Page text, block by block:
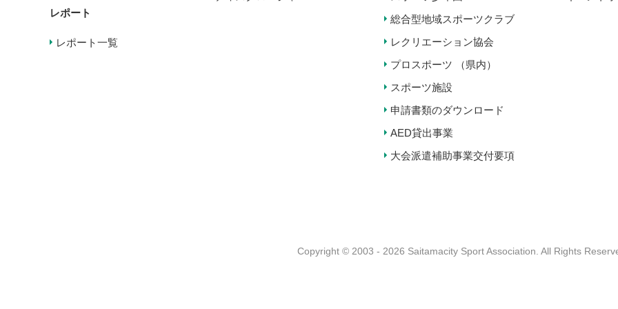
レポート
レポート一覧
総合型地域スポーツクラブ
レクリエーション協会
プロスポーツ （県内）
スポーツ施設
申請書類のダウンロード
AED貸出事業
大会派遣補助事業交付要項
Copyright © 2003 - 2026 Saitamacity Sport Association. All Rights